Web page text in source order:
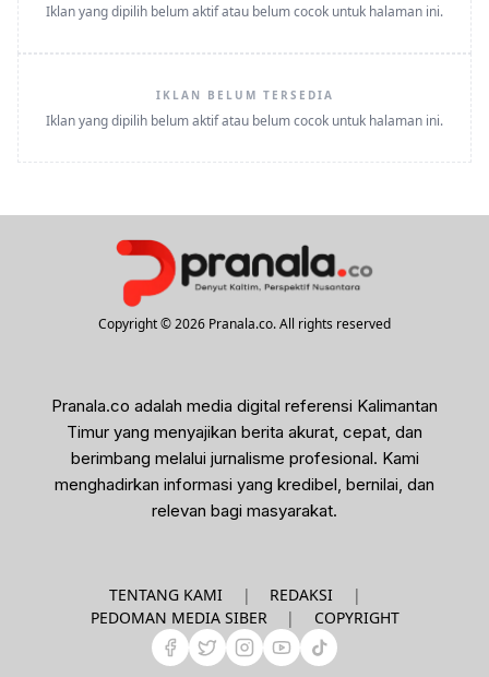
Iklan yang dipilih belum aktif atau belum cocok untuk halaman ini.
IKLAN BELUM TERSEDIA
Iklan yang dipilih belum aktif atau belum cocok untuk halaman ini.
Copyright © 2026 Pranala.co. All rights reserved
Pranala.co adalah media digital referensi Kalimantan
Timur yang menyajikan berita akurat, cepat, dan
berimbang melalui jurnalisme profesional. Kami
menghadirkan informasi yang kredibel, bernilai, dan
relevan bagi masyarakat.
TENTANG KAMI | REDAKSI
|
PEDOMAN MEDIA SIBER
| COPYRIGHT